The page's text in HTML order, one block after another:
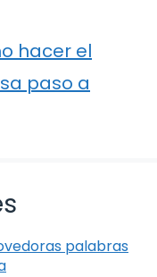
hacer el
paso a
palabras